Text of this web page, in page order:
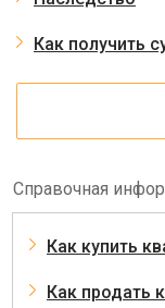
Как получить
Справочная
Как купить
Как продать